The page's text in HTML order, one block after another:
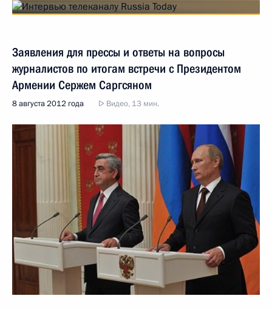
Заявления для прессы и ответы на вопросы
журналистов по итогам встречи с Президентом
Армении Сержем Саргсяном
8 августа 2012 года Видео, 13 мин.